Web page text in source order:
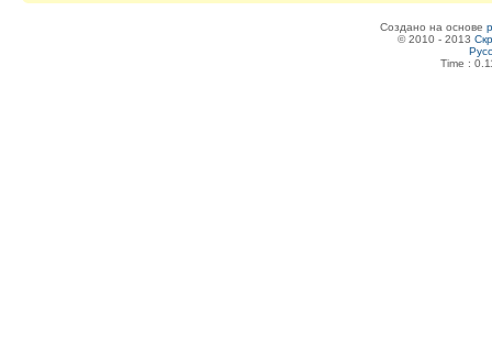
Создано на основе
© 2010 - 2013
Time :